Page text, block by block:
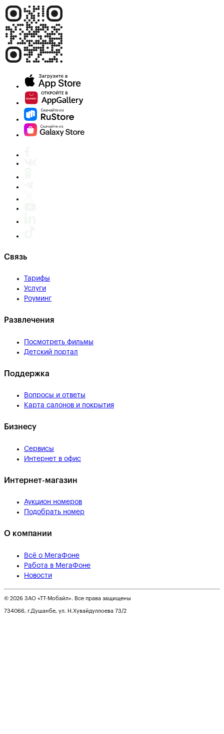
Связь
Тарифы
Услуги
Роуминг
Развлечения
Посмотреть фильмы
Детский портал
Поддержка
Вопросы и ответы
Карта салонов и покрытия
Бизнесу
Сервисы
Интернет в офис
Интернет-магазин
Аукцион номеров
Подобрать номер
О компании
Всё о МегаФоне
Работа в МегаФоне
Новости
© 2026 ЗАО «ТТ-Мобайл». Все права защищены
734066, г.Душанбе, ул. Н.Хувайдуллоева 73/2